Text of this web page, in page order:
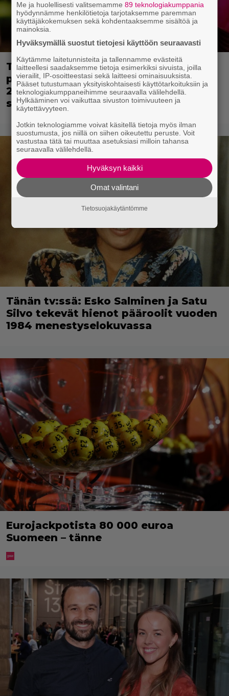
Tänään tv:ssä: Tekikö Johnny Depp
parhaan roolisuorituksensa vuonna
2005 – Elokuva kuin suoraan
satukirjasta!
Tänän tv:ssä: Esko Salminen ja Satu
Silvo tekevät hienot pääroolit vuoden
1984 menestyselokuvassa
Eurojackpotista 80 000 euroa
Suomeen – tänne
Me ja huolellisesti valitsemamme89 teknologiakumppania
hyödynnämme henkilötietoja tarjotaksemme paremman
käyttäjäkokemuksen sekä kohdentaaksemme sisältöä ja
mainoksia.
Hyväksymällä suostut tietojesi käyttöön seuraavasti
Käytämme laitetunnisteita ja tallennamme evästeitä
laitteellesi saadaksemme tietoja esimerkiksi sivuista, joilla
vierailit, IP-osoitteestasi sekä laitteesi ominaisuuksista.
Pääset tutustumaan yksityiskohtaisesti käyttötarkoituksiin ja
teknologiakumppaneihimme seuraavalla välilehdellä.
Hylkääminen voi vaikuttaa sivuston toimivuuteen ja
käytettävyyteen.
Jotkin teknologiamme voivat käsitellä tietoja myös ilman
suostumusta, jos niillä on siihen oikeutettu peruste. Voit
vastustaa tätä tai muuttaa asetuksiasi milloin tahansa
seuraavalla välilehdellä.
Hyväksyn kaikki
Omat valintani
Tietosuojakäytäntömme